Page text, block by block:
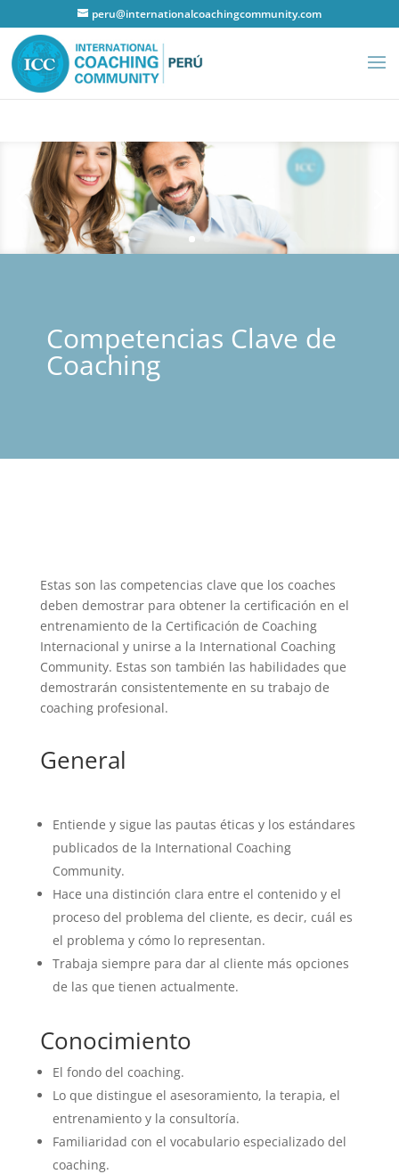
peru@internationalcoachingcommunity.com
Competencias Clave de
Coaching
Estas son las competencias clave que los coaches
deben demostrar para obtener la certificación en el
entrenamiento de la Certificación de Coaching
Internacional y unirse a la International Coaching
Community. Estas son también las habilidades que
demostrarán consistentemente en su trabajo de
coaching profesional.
General
Entiende y sigue las pautas éticas y los estándares
publicados de la International Coaching
Community.
Hace una distinción clara entre el contenido y el
proceso del problema del cliente, es decir, cuál es
el problema y cómo lo representan.
Trabaja siempre para dar al cliente más opciones
de las que tienen actualmente.
Conocimiento
El fondo del coaching.
Lo que distingue el asesoramiento, la terapia, el
entrenamiento y la consultoría.
Familiaridad con el vocabulario especializado del
coaching.